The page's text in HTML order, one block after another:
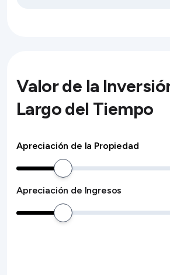
Valor de la
Largo del Tiempo
Apreciación de la Propiedad
Apreciación de Ingresos